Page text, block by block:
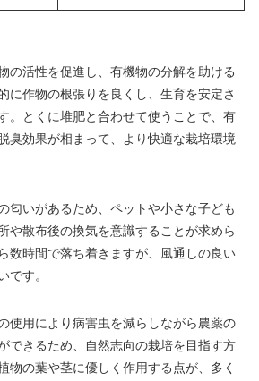
の活性を促進し、有機物の分解を助ける
に作物の根張りを良くし、生育を安定さ
。とくに堆肥と合わせて使うことで、有
臭効果が相まって、より快適な栽培環境
匂いがあるため、ペットや小さな子ども
や散布後の換気を意識することが求めら
数時間で落ち着きますが、風通しの良い
です。
使用により病害虫を減らしながら農薬の
できるため、自然志向の栽培を目指す方
物の葉や茎に優しく作用する点が、多く